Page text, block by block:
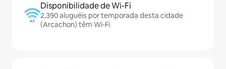
Disponibilidade de Wi-Fi
2.390 aluguéis por temporada desta cidade
(Arcachon) têm Wi-Fi